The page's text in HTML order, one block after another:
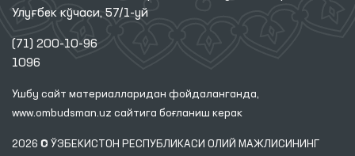
Улуғбек кўчаси, 57/1-уй
(71) 200-10-96
1096
Ушбу сайт материалларидан фойдаланганда,
www.ombudsman.uz сайтига боғланиш керак
2026 © ЎЗБЕКИСТОН РЕСПУБЛИКАСИ ОЛИЙ МАЖЛИСИНИНГ